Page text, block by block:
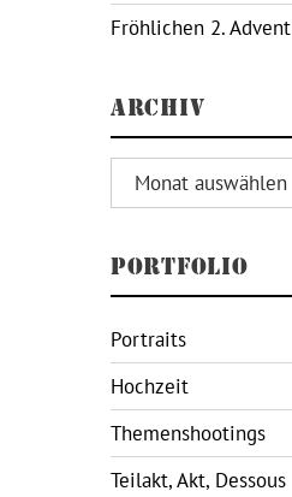
Fröhlichen 2. Advent
ARCHIV
Archiv
PORTFOLIO
Portraits
Hochzeit
Themenshootings
Teilakt, Akt, Dessous